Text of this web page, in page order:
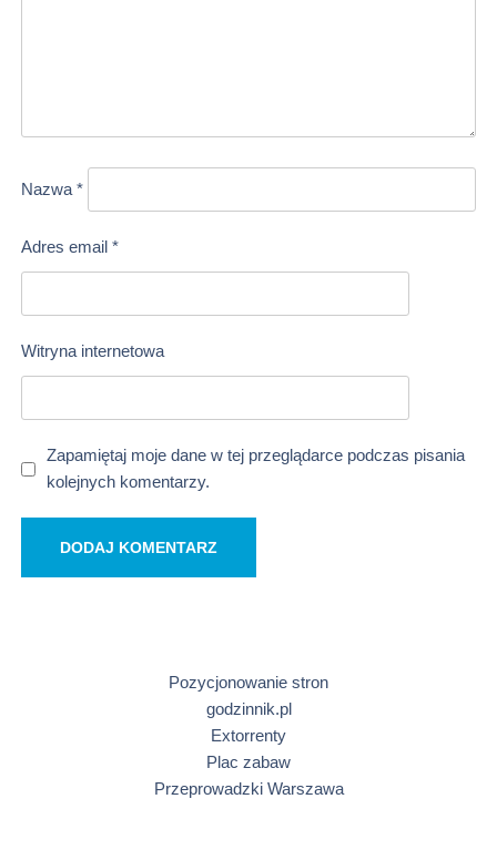
Nazwa *
Adres email *
Witryna internetowa
Zapamiętaj moje dane w tej przeglądarce podczas pisania
kolejnych komentarzy.
Pozycjonowanie stron
godzinnik.pl
Extorrenty
Plac zabaw
Przeprowadzki Warszawa